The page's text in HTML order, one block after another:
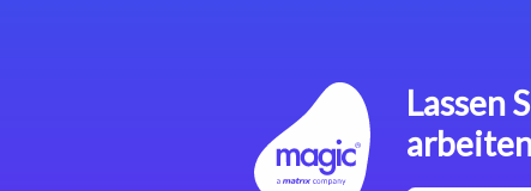
Lassen